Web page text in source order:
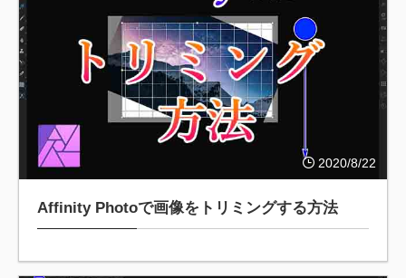
2020/8/22
Affinity Photoで画像をトリミングする方法